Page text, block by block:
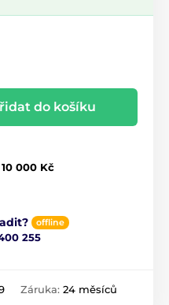
do košíku
10 000 Kč
offline
255
Záruka: 24 měsíců